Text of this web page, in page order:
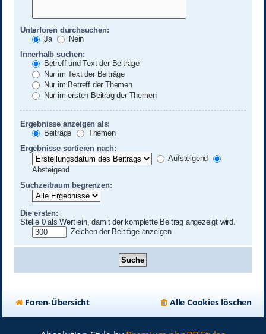
Unterforen durchsuchen:
Ja
Nein
Innerhalb suchen:
Betreff und Text der Beiträge
Nur im Text der Beiträge
Nur im Betreff der Themen
Nur im ersten Beitrag der Themen
Ergebnisse anzeigen als:
Beiträge
Themen
Ergebnisse sortieren nach:
Aufsteigend
Absteigend
Suchzeitraum begrenzen:
Die ersten:
Stelle 0 als Wert ein, damit der komplette Beitrag angezeigt wird.
Zeichen der Beiträge anzeigen
Foren-Übersicht Alle Cookies löschen